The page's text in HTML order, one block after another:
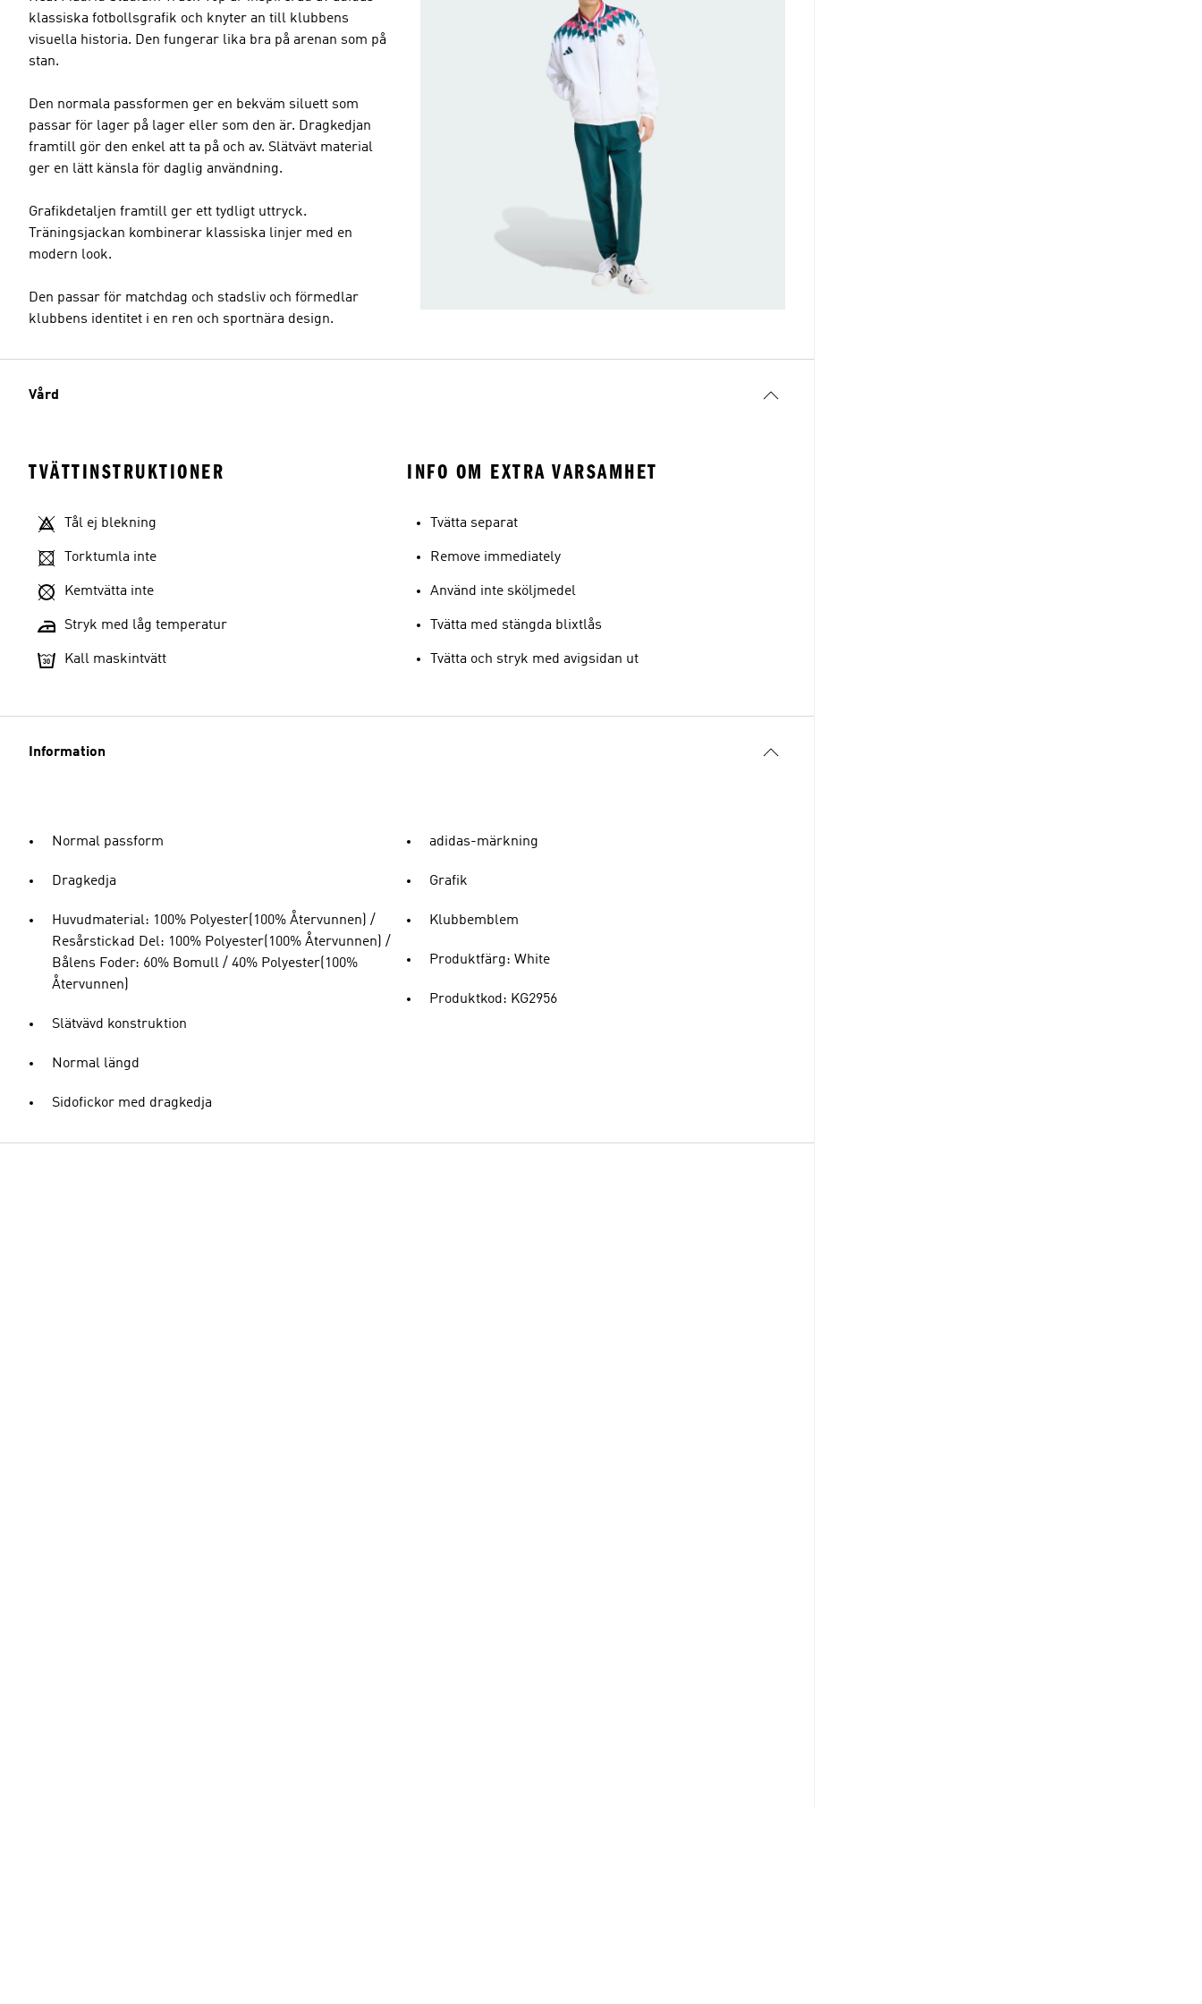
klassiska fotbollsgrafik och knyter an till klubbens
visuella historia. Den fungerar lika bra på arenan som på
stan.
Den normala passformen ger en bekväm siluett som
passar för lager på lager eller som den är. Dragkedjan
framtill gör den enkel att ta på och av. Slätvävt material
ger en lätt känsla för daglig användning.
Grafikdetaljen framtill ger ett tydligt uttryck.
Träningsjackan kombinerar klassiska linjer med en
modern look.
Den passar för matchdag och stadsliv och förmedlar
klubbens identitet i en ren och sportnära design.
Vård
TVÄTTINSTRUKTIONER
Tål ej blekning
Torktumla inte
Kemtvätta inte
Stryk med låg temperatur
Kall maskintvätt
INFO OM EXTRA VARSAMHET
Tvätta separat
Remove immediately
Använd inte sköljmedel
Tvätta med stängda blixtlås
Tvätta och stryk med avigsidan ut
Information
Normal passform
Dragkedja
Huvudmaterial: 100% Polyester(100% Återvunnen) /
Resårstickad Del: 100% Polyester(100% Återvunnen) /
Bålens Foder: 60% Bomull / 40% Polyester(100%
Återvunnen)
Slätvävd konstruktion
Normal längd
Sidofickor med dragkedja
adidas-märkning
Grafik
Klubbemblem
Produktfärg: White
Produktkod: KG2956